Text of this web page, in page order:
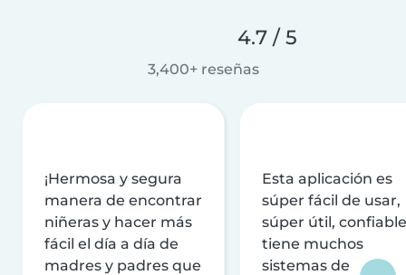
4.7 / 5
3,400+ reseñas
¡Hermosa y segura
manera de encontrar
niñeras y hacer más
fácil el día a día de
madres y padres que
Esta aplicación es
súper fácil de usar,
súper útil,
tiene muchos
sistemas de